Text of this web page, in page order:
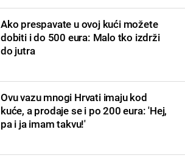
Ako prespavate u ovoj kući možete
dobiti i do 500 eura: Malo tko izdrži
do jutra
Ovu vazu mnogi Hrvati imaju kod
kuće, a prodaje se i po 200 eura: 'Hej,
pa i ja imam takvu!'